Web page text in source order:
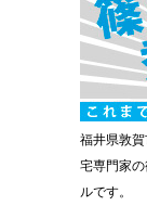
福井県敦
宅専門家
ルです。